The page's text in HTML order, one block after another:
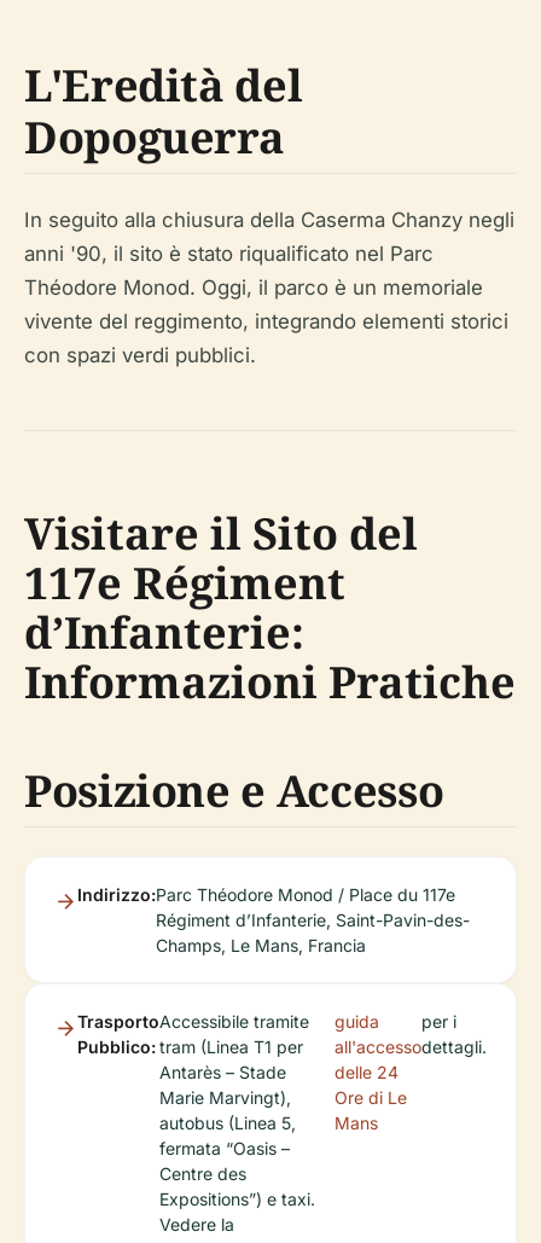
L'Eredità del
Dopoguerra
In seguito alla chiusura della Caserma Chanzy negli
anni '90, il sito è stato riqualificato nel Parc
Théodore Monod. Oggi, il parco è un memoriale
vivente del reggimento, integrando elementi storici
con spazi verdi pubblici.
Visitare il Sito del
117e Régiment
d’Infanterie:
Informazioni Pratiche
Posizione e Accesso
Indirizzo:Parc Théodore Monod / Place du 117e
Régiment d’Infanterie, Saint-Pavin-des-
Champs, Le Mans, Francia
Trasporto
Pubblico:
Accessibile tramite
tram (Linea T1 per
Antarès – Stade
Marie Marvingt),
autobus (Linea 5,
fermata “Oasis –
Centre des
Expositions”) e taxi.
Vedere la
guida
all'accesso
delle 24
Ore di Le
Mans
per i
dettagli.